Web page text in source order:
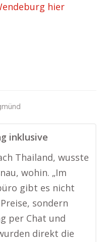
hier
inklusive
Thailand, wusste
wohin. „Im
gibt es nicht
sondern
per Chat und
direkt die